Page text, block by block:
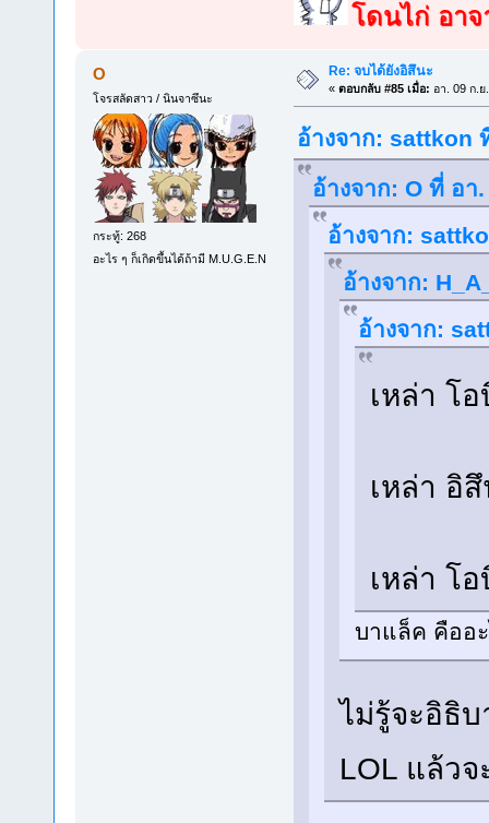
โดนไก่ อา
O
โจรสลัดสาว / นินจาซึนะ
กระทู้: 268
อะไร ๆ ก็เกิดขึ้นได้ถ้ามี M.U.G.E.N
Re: จบได้ยังอิสึนะ
« ตอบกลับ #85 เมื่อ: อา. 09 ก.ย
อ้างจาก: sattkon
อ้างจาก: O ที่ อา
อ้างจาก:
อ้างจาก:
อ้างจาก:
เหล่า โ
เหล่า อิ
เหล่า โ
บาแล็ค คืออ
ไม่รู้จะอิธิบ
LOL แล้ว